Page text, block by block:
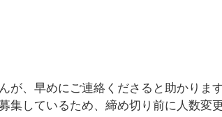
が、早めにご連絡くださると助かりま
集しているため、締め切り前に人数変